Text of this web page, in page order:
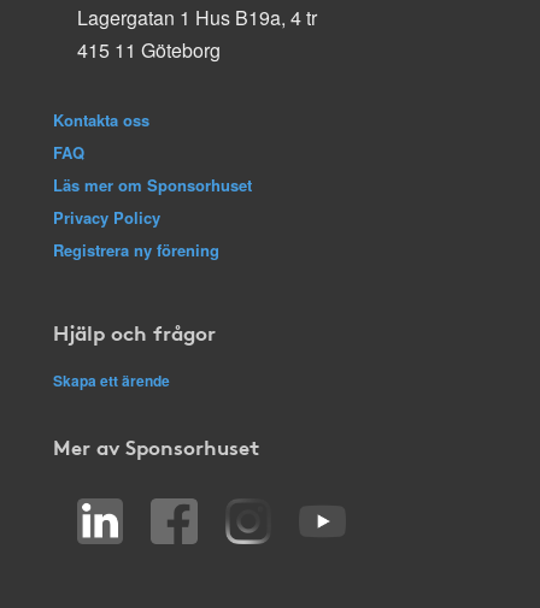
Lagergatan 1 Hus B19a, 4 tr
415 11 Göteborg
Kontakta oss
FAQ
Läs mer om Sponsorhuset
Privacy Policy
Registrera ny förening
Hjälp och frågor
Skapa ett ärende
Mer av Sponsorhuset